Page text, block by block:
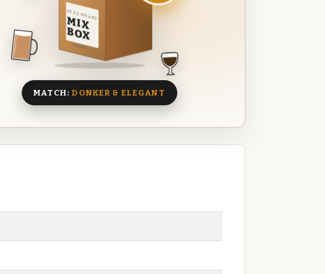
DEZE MAAND
MIX
BOX
8 BIEREN
MATCH:DONKER & ELEGANT